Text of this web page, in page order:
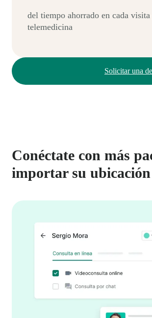
del tiempo ahorrado en cada visita
telemedicina
Solicitar una
Conéctate con más
importar su ubicación